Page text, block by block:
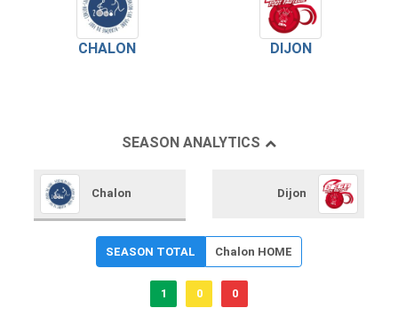
CHALON DIJON
SEASON ANALYTICS
Chalon Dijon
SEASON TOTAL Chalon HOME
1 0 0